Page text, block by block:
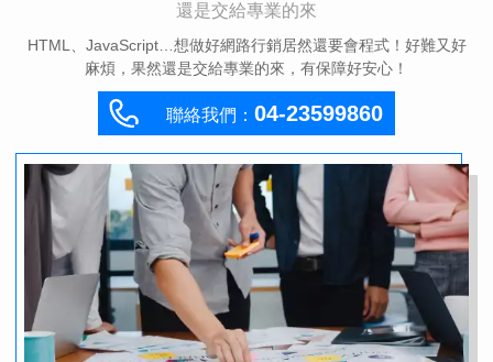
還是交給專業的來
HTML、JavaScript…想做好網路行銷居然還要會程式！好難又好
麻煩，果然還是交給專業的來，有保障好安心！
聯絡我們： 04-23599860
0
0
9
8